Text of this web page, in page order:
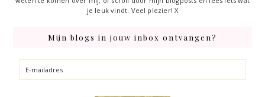
je leuk vindt. Veel plezier! X
Mijn blogs in jouw inbox ontvangen?
E-
mailadres